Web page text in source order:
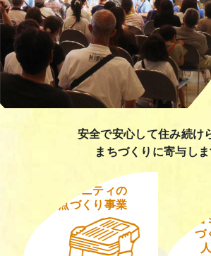
安全で安心して住み続け
まちづくりに寄与し
コミュニティの
拠点づくり 事業
づ